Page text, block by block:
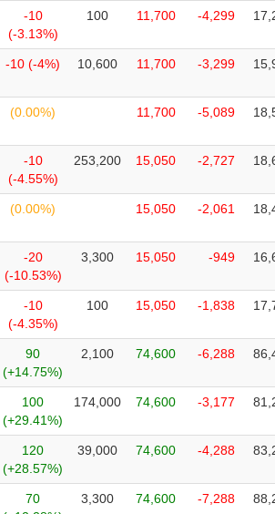
-10
(-3.13%)
100 11,700 -4,299
-10 (-4%) 10,600 11,700 -3,299
(0.00%) 11,700 -5,089
-10
(-4.55%)
253,200 15,050 -2,727
(0.00%) 15,050 -2,061
-20
(-10.53%)
3,300 15,050 -949
-10
(-4.35%)
100 15,050 -1,838
90
(+14.75%)
2,100 74,600 -6,288
100
(+29.41%)
174,000 74,600 -3,177
120
(+28.57%)
39,000 74,600 -4,288
70
3,300 74,600 -7,288
Chỉ số Chứng chỉ quỹ Chứng
bộ Người liên quan Cổ đông lớn